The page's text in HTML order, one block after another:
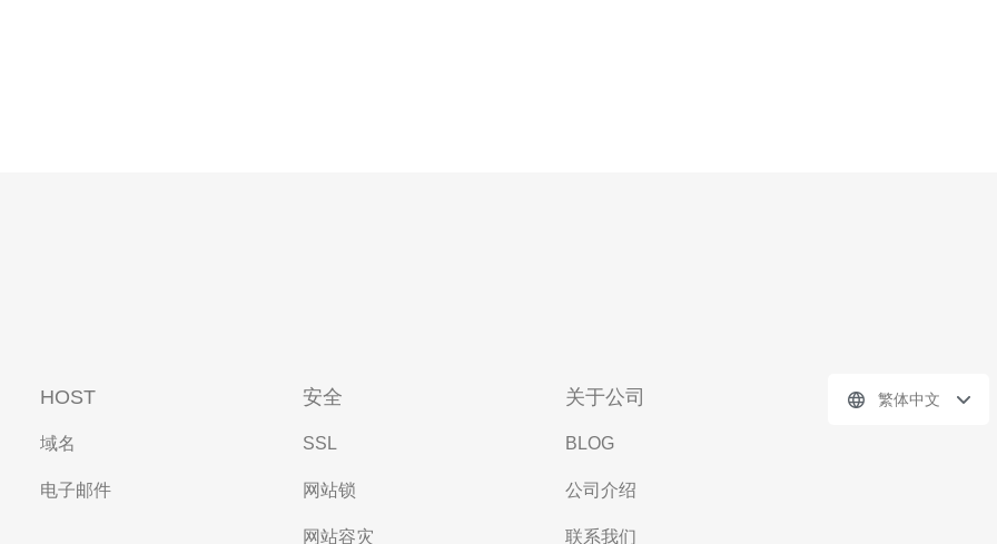
HOST
域名
电子邮件
安全
SSL
网站锁
网站容灾
关于公司
BLOG
公司介绍
联系我们
繁体中文